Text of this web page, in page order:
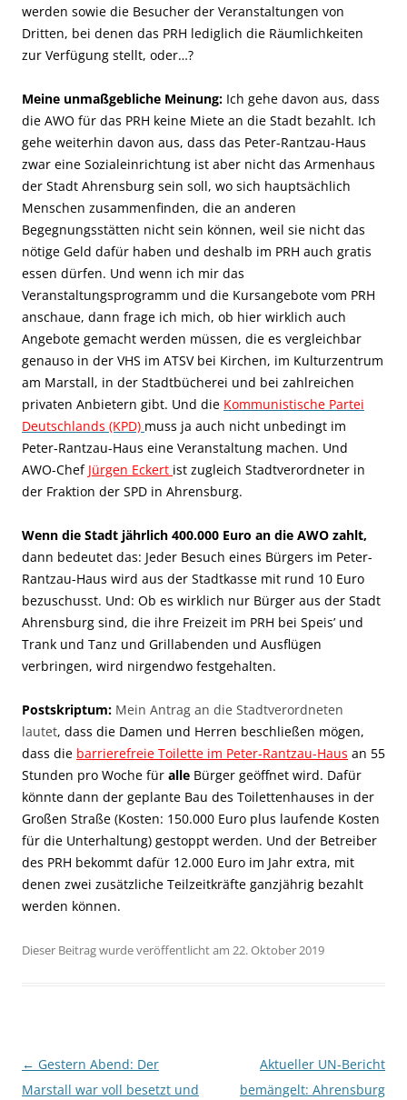
werden sowie die Besucher der Veranstaltungen von
Dritten, bei denen das PRH lediglich die Räumlichkeiten
zur Verfügung stellt, oder…?
Meine unmaßgebliche Meinung: Ich gehe davon aus, dass
die AWO für das PRH keine Miete an die Stadt bezahlt. Ich
gehe weiterhin davon aus, dass das Peter-Rantzau-Haus
zwar eine Sozialeinrichtung ist aber nicht das Armenhaus
der Stadt Ahrensburg sein soll, wo sich hauptsächlich
Menschen zusammenfinden, die an anderen
Begegnungsstätten nicht sein können, weil sie nicht das
nötige Geld dafür haben und deshalb im PRH auch gratis
essen dürfen. Und wenn ich mir das
Veranstaltungsprogramm und die Kursangebote vom PRH
anschaue, dann frage ich mich, ob hier wirklich auch
Angebote gemacht werden müssen, die es vergleichbar
genauso in der VHS im ATSV bei Kirchen, im Kulturzentrum
am Marstall, in der Stadtbücherei und bei zahlreichen
privaten Anbietern gibt. Und die Kommunistische Partei
Deutschlands (KPD) muss ja auch nicht unbedingt im
Peter-Rantzau-Haus eine Veranstaltung machen. Und
AWO-Chef Jürgen Eckert ist zugleich Stadtverordneter in
der Fraktion der SPD in Ahrensburg.
Wenn die Stadt jährlich 400.000 Euro an die AWO zahlt,
dann bedeutet das: Jeder Besuch eines Bürgers im Peter-
Rantzau-Haus wird aus der Stadtkasse mit rund 10 Euro
bezuschusst. Und: Ob es wirklich nur Bürger aus der Stadt
Ahrensburg sind, die ihre Freizeit im PRH bei Speis’ und
Trank und Tanz und Grillabenden und Ausflügen
verbringen, wird nirgendwo festgehalten.
Postskriptum: Mein Antrag an die Stadtverordneten
lautet, dass die Damen und Herren beschließen mögen,
dass die barrierefreie Toilette im Peter-Rantzau-Haus an 55
Stunden pro Woche für alle Bürger geöffnet wird. Dafür
könnte dann der geplante Bau des Toilettenhauses in der
Großen Straße (Kosten: 150.000 Euro plus laufende Kosten
für die Unterhaltung) gestoppt werden. Und der Betreiber
des PRH bekommt dafür 12.000 Euro im Jahr extra, mit
denen zwei zusätzliche Teilzeitkräfte ganzjährig bezahlt
werden können.
Dieser Beitrag wurde veröffentlicht am 22. Oktober 2019
Beitragsnavigation
← Gestern Abend: Der
Marstall war voll besetzt und
Aktueller UN-Bericht
bemängelt: Ahrensburg